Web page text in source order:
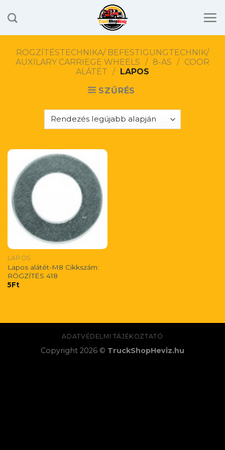
to
RÖGZÍTÉSTECHNIKA/ BEFESTIGUNGTECHNIK/
AUXILARY CARRIEGE WHEELS / 8-AS / COOR
ALÁTÉT / LAPOS
SZŰRÉS
LAPOS
Lapos alátét-M8 Cikkszám:
RÖGZÍTÉS 418
5Ft
ADATVÉDELMI TÁJÉKOZTATÓ
Copyright 2026 © TruckShopHeviz.hu